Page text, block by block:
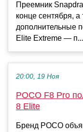
Преемник
конце сентября,
дополнительные
Elite Extreme — п...
20:00, 19 Ноя
POCO F8 Pro
8 Elite
Бренд POCO